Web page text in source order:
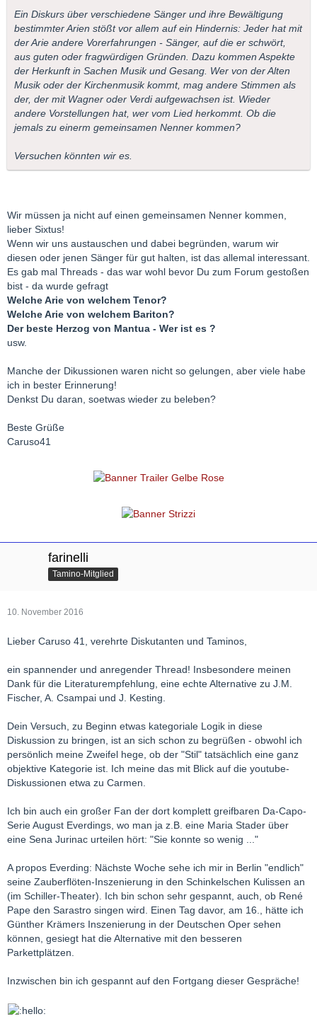
Ein Diskurs über verschiedene Sänger und ihre Bewältigung
bestimmter Arien stößt vor allem auf ein Hindernis: Jeder hat mit
der Arie andere Vorerfahrungen - Sänger, auf die er schwört,
aus guten oder fragwürdigen Gründen. Dazu kommen Aspekte
der Herkunft in Sachen Musik und Gesang. Wer von der Alten
Musik oder der Kirchenmusik kommt, mag andere Stimmen als
der, der mit Wagner oder Verdi aufgewachsen ist. Wieder
andere Vorstellungen hat, wer vom Lied herkommt. Ob die
jemals zu einerm gemeinsamen Nenner kommen?
Versuchen könnten wir es.
Wir müssen ja nicht auf einen gemeinsamen Nenner kommen,
lieber Sixtus!
Wenn wir uns austauschen und dabei begründen, warum wir
diesen oder jenen Sänger für gut halten, ist das allemal interessant.
Es gab mal Threads - das war wohl bevor Du zum Forum gestoßen
bist - da wurde gefragt
Welche Arie von welchem Tenor?
Welche Arie von welchem Bariton?
Der beste Herzog von Mantua - Wer ist es ?
usw.
Manche der Dikussionen waren nicht so gelungen, aber viele habe
ich in bester Erinnerung!
Denkst Du daran, soetwas wieder zu beleben?
Beste Grüße
Caruso41
farinelli
Tamino-Mitglied
10. November 2016
Lieber Caruso 41, verehrte Diskutanten und Taminos,
ein spannender und anregender Thread! Insbesondere meinen
Dank für die Literaturempfehlung, eine echte Alternative zu J.M.
Fischer, A. Csampai und J. Kesting.
Dein Versuch, zu Beginn etwas kategoriale Logik in diese
Diskussion zu bringen, ist an sich schon zu begrüßen - obwohl ich
persönlich meine Zweifel hege, ob der "Stil" tatsächlich eine ganz
objektive Kategorie ist. Ich meine das mit Blick auf die youtube-
Diskussionen etwa zu Carmen.
Ich bin auch ein großer Fan der dort komplett greifbaren Da-Capo-
Serie August Everdings, wo man ja z.B. eine Maria Stader über
eine Sena Jurinac urteilen hört: "Sie konnte so wenig ..."
A propos Everding: Nächste Woche sehe ich mir in Berlin "endlich"
seine Zauberflöten-Inszenierung in den Schinkelschen Kulissen an
(im Schiller-Theater). Ich bin schon sehr gespannt, auch, ob René
Pape den Sarastro singen wird. Einen Tag davor, am 16., hätte ich
Günther Krämers Inszenierung in der Deutschen Oper sehen
können, gesiegt hat die Alternative mit den besseren
Parkettplätzen.
Inzwischen bin ich gespannt auf den Fortgang dieser Gespräche!